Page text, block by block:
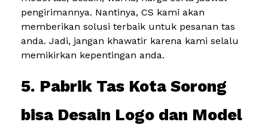
pengirimannya. Nantinya, CS kami akan
memberikan solusi terbaik untuk pesanan tas
anda. Jadi, jangan khawatir karena kami selalu
memikirkan kepentingan anda.
5. Pabrik Tas Kota Sorong
bisa Desain Logo dan Model